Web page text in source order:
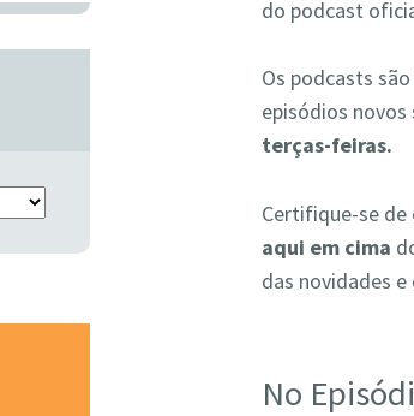
do podcast
Os podcasts são
episódios novos
terças-feiras.
Certifique-se de
aqui em cima
das novidades
No